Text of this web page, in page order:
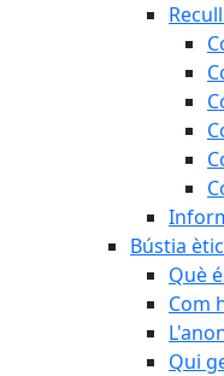
Bústia
Què
Com
Qui